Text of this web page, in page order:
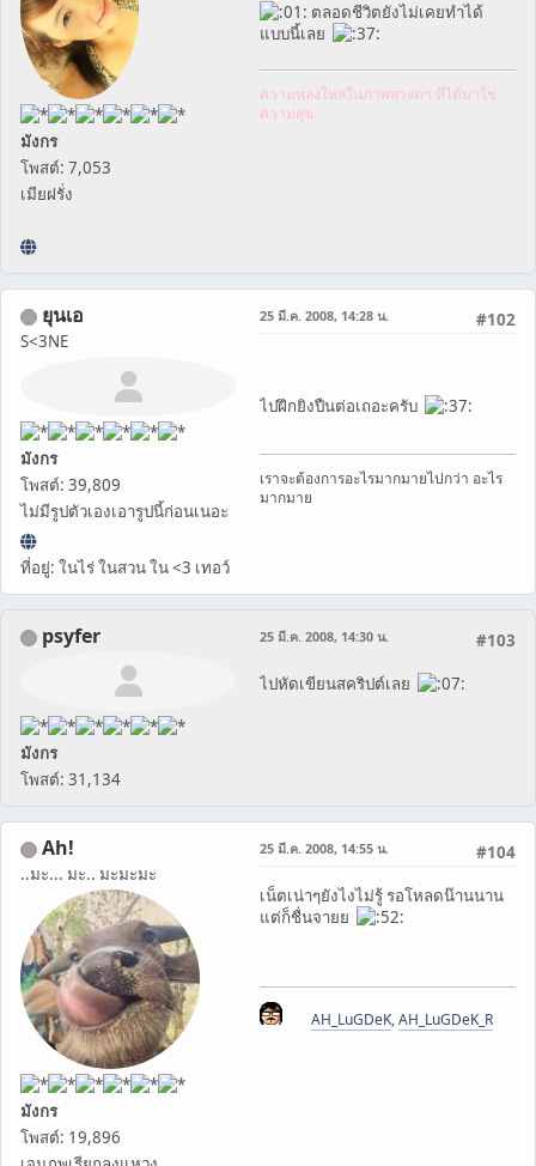
มังกร
โพสต์: 7,053
เมียฝรั่ง
ตลอดชีวิตยังไม่เคยทำได้
แบบนี้เลย
ความหลงใหลในภาพลวงตา ที่ได้มาใช่
ความสุข
ยุนเอ
S<3NE
มังกร
โพสต์: 39,809
ไม่มีรูปตัวเองเอารูปนี้ก่อนเนอะ
ที่อยู่: ในไร่ ในสวน ใน <3 เทอว์
#102
25 มี.ค. 2008, 14:28 น.
ไปฝึกยิงปืนต่อเถอะครับ
เราจะต้องการอะไรมากมายไปกว่า อะไร
มากมาย
psyfer
มังกร
โพสต์: 31,134
#103
25 มี.ค. 2008, 14:30 น.
ไปหัดเขียนสคริปต์เลย
Ah!
..มะ... มะ.. มะมะมะ
มังกร
โพสต์: 19,896
#104
25 มี.ค. 2008, 14:55 น.
เน็ตเน่าๆยังไงไม่รู้ รอโหลดน๊านนาน
แต่ก็ชื่นจายย
AH_LuGDeK,AH_LuGDeK_R